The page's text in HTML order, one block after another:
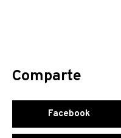
Comparte
Facebook